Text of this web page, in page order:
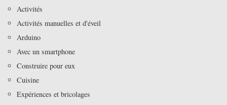
Activités
Activités manuelles et d'éveil
Arduino
Avec un smartphone
Construire pour eux
Cuisine
Expériences et bricolages